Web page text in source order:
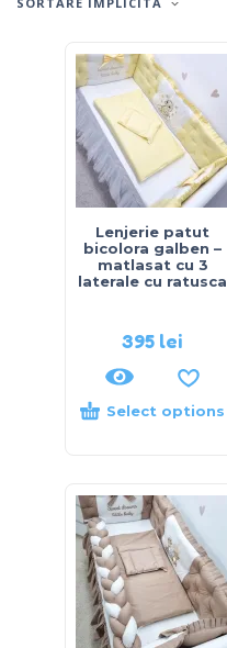
Lenjerie patut
bicolora galben –
matlasat cu 3
laterale cu ratusca
395 lei
Select options